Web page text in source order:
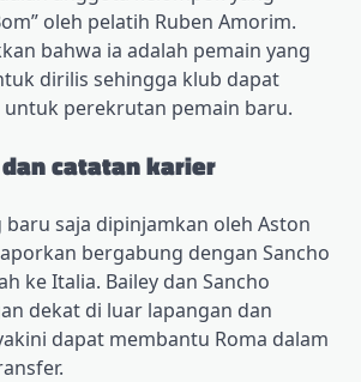
oleh pelatih Ruben Amorim.
bahwa ia adalah pemain yang
dirilis sehingga klub dapat
perekrutan pemain baru.
catatan karier
baru saja dipinjamkan oleh Aston
bergabung dengan Sancho
ke Italia. Bailey dan Sancho
dekat di luar lapangan dan
dapat membantu Roma dalam